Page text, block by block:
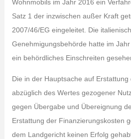
Wohnmobils im Jahr 2016 ein
Satz 1 der inzwischen außer Kraft
2007/46/EG eingeleitet. Die
Genehmigungsbehörde hatte im
ein behördliches Einschreiten
Die in der Hauptsache auf Erstattung
abzüglich des Wertes gezogener
gegen Übergabe und Übereignung
Erstattung der Finanzierungskosten
dem Landgericht keinen Erfolg